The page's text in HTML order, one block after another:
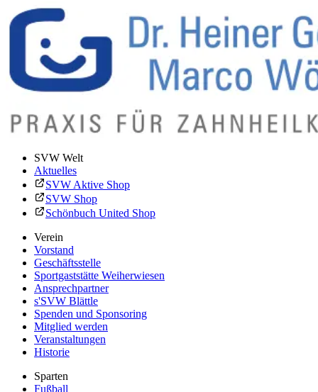
SVW Welt
Aktuelles
SVW Aktive Shop
SVW Shop
Schönbuch United Shop
Verein
Vorstand
Geschäftsstelle
Sportgaststätte Weiherwiesen
Ansprechpartner
s'SVW Blättle
Spenden und Sponsoring
Mitglied werden
Veranstaltungen
Historie
Sparten
Fußball